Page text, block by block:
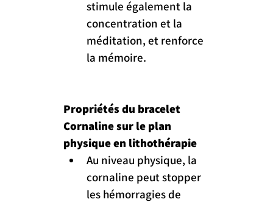
stimule également la
concentration et la
méditation, et renforce
la mémoire.
Propriétés du bracelet
Cornaline sur le plan
physique en lithothérapie
Au niveau physique, la
cornaline peut stopper
les hémorragies de